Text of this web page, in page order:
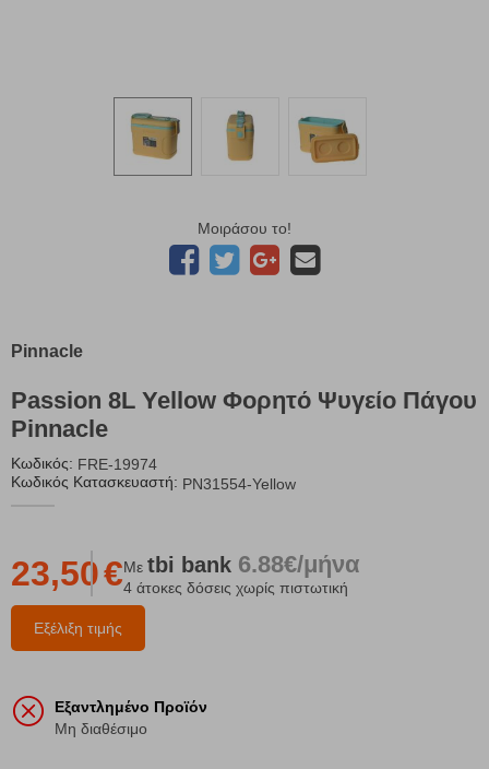
Μοιράσου το!
Pinnacle
Passion 8L Yellow Φορητό Ψυγείο Πάγου
Pinnacle
Κωδικός: FRE-19974
Κωδικός Κατασκευαστή: PN31554-Yellow
Εξέλιξη τιμής
23,50€Με tbi bank 6.88€/μήνα
4 άτοκες δόσεις χωρίς πιστωτική
Εξαντλημένο Προϊόν
Μη διαθέσιμο